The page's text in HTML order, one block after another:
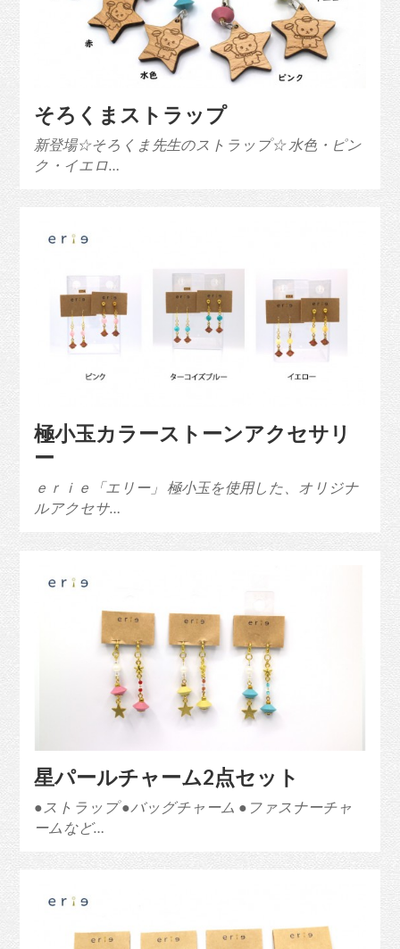
そろくまストラップ
新登場☆そろくま先生のストラップ☆ 水色・ピン
ク・イエロ…
極小玉カラーストーンアクセサリ
ー
ｅｒｉｅ「エリー」 極小玉を使用した、オリジナ
ルアクセサ…
星パールチャーム2点セット
●ストラップ ●バッグチャーム ●ファスナーチャ
ームなど…